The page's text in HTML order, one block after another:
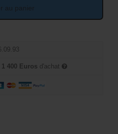
au panier
1 400 Euros d'achat